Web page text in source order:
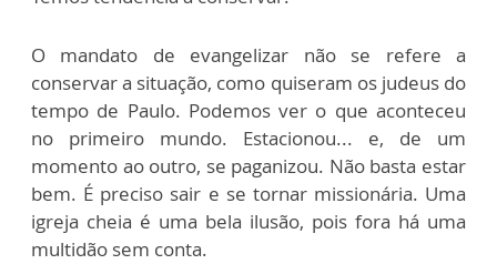
O mandato de evangelizar não se refere a
conservar a situação, como quiseram os judeus do
tempo de Paulo. Podemos ver o que aconteceu
no primeiro mundo. Estacionou... e, de um
momento ao outro, se paganizou. Não basta estar
bem. É preciso sair e se tornar missionária. Uma
igreja cheia é uma bela ilusão, pois fora há uma
multidão sem conta.